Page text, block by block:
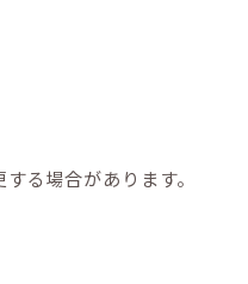
る場合があります。